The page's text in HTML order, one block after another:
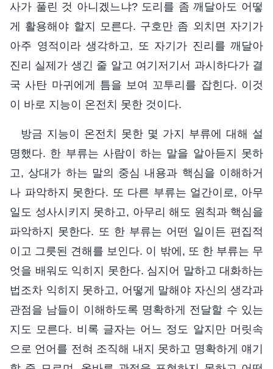
사가 풀린 것 아니겠느냐? 도리를 좀 깨달아도 어떻
게 활용해야 할지 모른다. 구호만 좀 외치면 자기가
아주 영적이라 생각하고, 또 자기가 진리를 깨달아
진리 실제가 생긴 줄 알고 여기저기서 과시하다가 결
국 사탄 마귀에게 틈을 보여 꼬투리를 잡힌다. 이것
이 바로 지능이 온전치 못한 것이다.
방금 지능이 온전치 못한 몇 가지 부류에 대해 설
명했다. 한 부류는 사람이 하는 말을 알아듣지 못하
고, 상대가 하는 말의 중심 내용과 핵심을 이해하거
나 파악하지 못한다. 또 다른 부류는 얼간이로, 아무
일도 성사시키지 못하고, 아무리 해도 원칙과 핵심을
파악하지 못한다. 또 한 부류는 어떤 일이든 편집적
이고 그릇된 견해를 보인다. 이 밖에, 또 한 부류는 무
엇을 배워도 익히지 못한다. 심지어 말하고 대화하는
법조차 익히지 못하고, 어떻게 말해야 자신의 생각과
관점을 남들이 이해하도록 명확하게 전달할 수 있는
지도 모른다. 비록 글자는 어느 정도 알지만 머릿속
으로 언어를 전혀 조직해 내지 못하고 명확하게 얘기